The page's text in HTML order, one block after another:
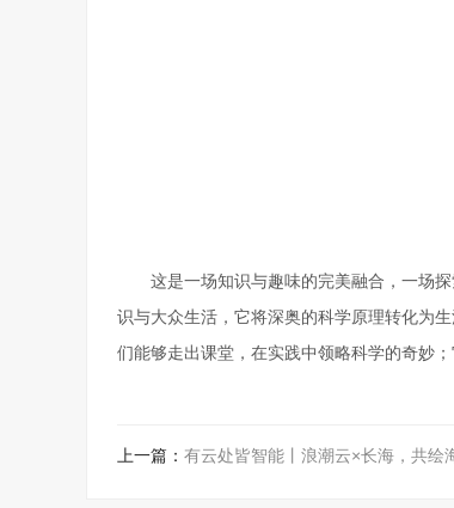
这是一场知识与趣味的完美融合，一场
识与大众生活，它将深奥的科学原理转化为
们能够走出课堂，在实践中领略科学的奇妙
上一篇： 有云处皆智能丨浪潮云×长海，共绘